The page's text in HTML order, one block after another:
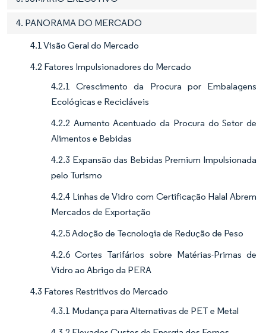
4. PANORAMA DO MERCADO
4.1 Visão Geral do Mercado
4.2 Fatores Impulsionadores do Mercado
4.2.1 Crescimento da Procura por Embalagens
Ecológicas e Recicláveis
4.2.2 Aumento Acentuado da Procura do Setor de
Alimentos e Bebidas
4.2.3 Expansão das Bebidas Premium Impulsionada
pelo Turismo
4.2.4 Linhas de Vidro com Certificação Halal Abrem
Mercados de Exportação
4.2.5 Adoção de Tecnologia de Redução de Peso
4.2.6 Cortes Tarifários sobre Matérias-Primas de
Vidro ao Abrigo da PERA
4.3 Fatores Restritivos do Mercado
4.3.1 Mudança para Alternativas de PET e Metal